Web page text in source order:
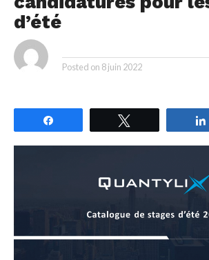
d’été
Posted on 8 juin 2022